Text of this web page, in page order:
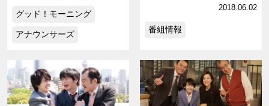
グッド！モーニング
アナウンサーズ
2018.06.02
番組情報